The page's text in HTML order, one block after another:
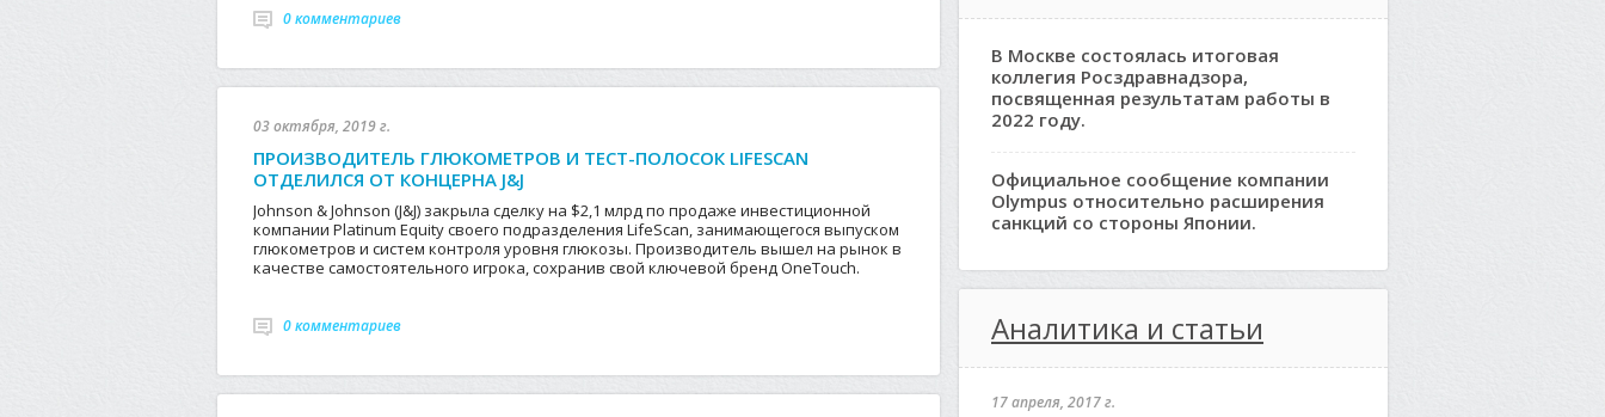
0 комментариев
03 октября, 2019 г.
ПРОИЗВОДИТЕЛЬ ГЛЮКОМЕТРОВ И ТЕСТ-ПОЛОСОК LIFESCAN
ОТДЕЛИЛСЯ ОТ КОНЦЕРНА J&J
Johnson & Johnson (J&J) закрыла сделку на $2,1 млрд по продаже инвестиционной
компании Platinum Equity своего подразделения LifeScan, занимающегося выпуском
глюкометров и систем контроля уровня глюкозы. Производитель вышел на рынок в
качестве самостоятельного игрока, сохранив свой ключевой бренд OneTouch.
0 комментариев
В Москве состоялась итоговая
коллегия Росздравнадзора,
посвященная результатам работы в
2022 году.
Официальное сообщение компании
Olympus относительно расширения
санкций со стороны Японии.
Аналитика и статьи
17 апреля, 2017 г.